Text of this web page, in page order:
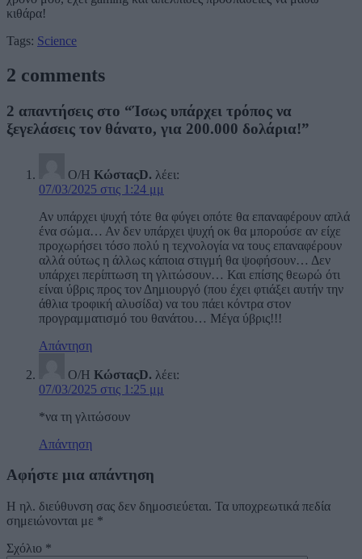
κιθάρα!
Tags: Science
2 comments
2 απαντήσεις στο “Ίσως υπάρχει τρόπος να
ξεγελάσεις τον θάνατο, για 200.000 δολάρια!”
Ο/Η ΚώσταςD. λέει:
07/03/2025 στις 1:24 μμ
Αν υπάρχει ψυχή τότε θα φύγει οπότε θα επαναφέρουν απλά
ένα σώμα… Αν δεν υπάρχει ψυχή οκ θα μπορούσε αν είχε
προχωρήσει τόσο πολύ η τεχνολογία να τους επαναφέρουν
αλλά ούτως η άλλως κάποια στιγμή θα ψοφήσουν… Δεν
υπάρχει περίπτωση τη γλιτώσουν… Και επίσης θεωρώ ότι
είναι ύβρις προς τον Δημιουργό (που έχει φτιάξει αυτήν την
άθλια τροφική αλυσίδα) να του πάει κόντρα στον
προγραμματισμό του θανάτου… Μέγα ύβρις!!!
Απάντηση
Ο/Η ΚώσταςD. λέει:
07/03/2025 στις 1:25 μμ
*να τη γλιτώσουν
Απάντηση
Αφήστε μια απάντηση
Η ηλ. διεύθυνση σας δεν δημοσιεύεται. Τα υποχρεωτικά πεδία
σημειώνονται με *
Σχόλιο *